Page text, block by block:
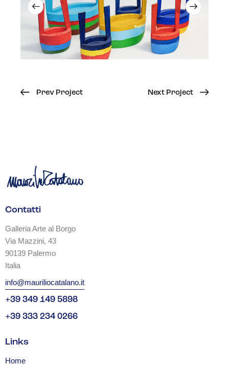
Prev Project Next Project
Contatti
Galleria Arte al Borgo
Via Mazzini, 43
90139 Palermo
Italia
info@mauriliocatalano.it
+39 349 149 5898
+39 333 234 0266
Links
Home